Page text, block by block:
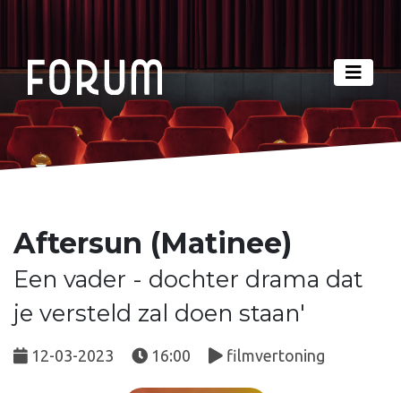
Aftersun (Matinee)
Een vader - dochter drama dat
je versteld zal doen staan'
12-03-2023 16:00 filmvertoning